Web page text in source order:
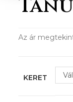
Az ár
KERET